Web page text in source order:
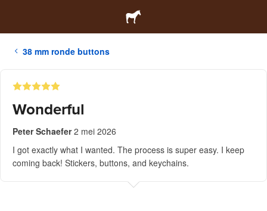
38 mm ronde buttons
Wonderful
Peter Schaefer 2 mei 2026
I got exactly what I wanted. The process is super easy. I keep
coming back! Stickers, buttons, and keychains.